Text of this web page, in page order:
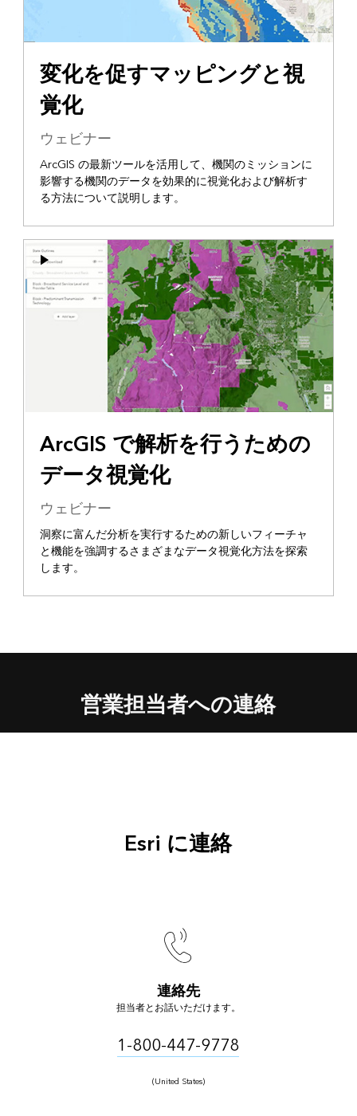
変化を促すマッピングと視
覚化
ウェビナー
ArcGIS の最新ツールを活用して、機関のミッションに
影響する機関のデータを効果的に視覚化および解析す
る方法について説明します。
ArcGIS で解析を行うための
データ視覚化
ウェビナー
洞察に富んだ分析を実行するための新しいフィーチャ
と機能を強調するさまざまなデータ視覚化方法を探索
します。
営業担当者への連絡
Esri に連絡
連絡先
担当者とお話いただけます。
1-800-447-9778
(United States)